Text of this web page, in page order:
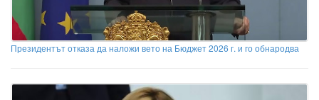
Президентът отказа да наложи вето на Бюджет 2026 г. и го обнародва